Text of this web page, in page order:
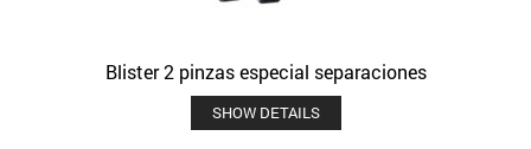
Blister 2 pinzas especial separaciones
SHOW DETAILS